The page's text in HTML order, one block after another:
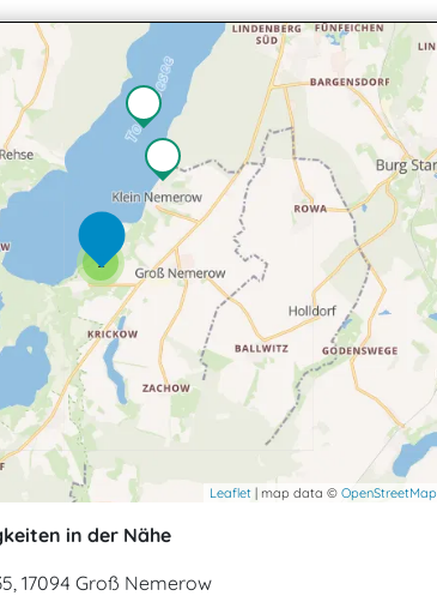
2
Leaflet | map data © OpenStreetMap
in der Nähe
17094 Groß Nemerow